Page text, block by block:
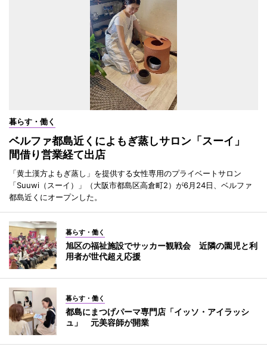
暮らす・働く
ベルファ都島近くによもぎ蒸しサロン「スーイ」
間借り営業経て出店
「黄土漢方よもぎ蒸し」を提供する女性専用のプライベートサロン
「Suuwi（スーイ）」（大阪市都島区高倉町2）が6月24日、ベルファ
都島近くにオープンした。
暮らす・働く
旭区の福祉施設でサッカー観戦会 近隣の園児と利
用者が世代超え応援
暮らす・働く
都島にまつげパーマ専門店「イッソ・アイラッシ
ュ」 元美容師が開業